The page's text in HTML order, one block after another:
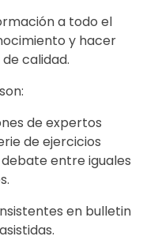
a todo el
y hacer
calidad.
de expertos
de ejercicios
entre iguales
en bulletin